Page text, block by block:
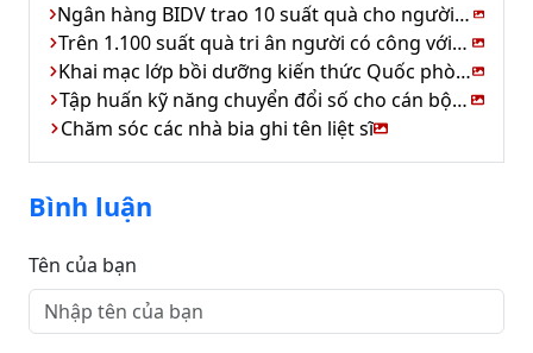
Ngân hàng BIDV trao 10 suất quà cho người có công xã Kim Hoa
Trên 1.100 suất quà tri ân người có công với cách mạng
Khai mạc lớp bồi dưỡng kiến thức Quốc phòng &An ninh
Tập huấn kỹ năng chuyển đổi số cho cán bộ cơ sở
Chăm sóc các nhà bia ghi tên liệt sĩ
Bình luận
Tên của bạn